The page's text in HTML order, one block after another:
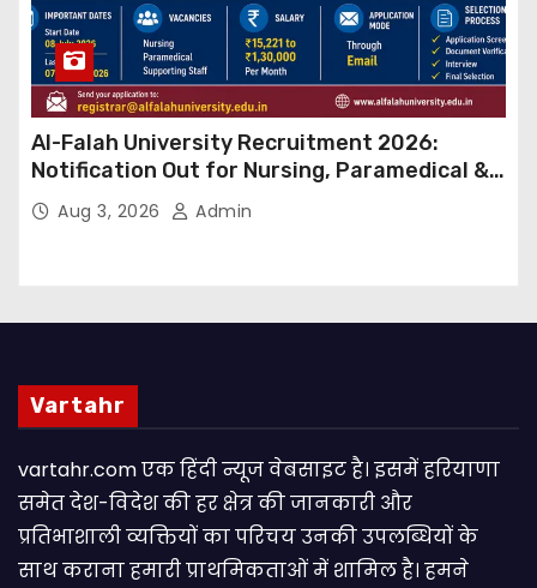
Al-Falah University Recruitment 2026:
Notification Out for Nursing, Paramedical &
Supporting Staff Posts, Apply Through Email
Aug 3, 2026 Admin
Vartahr
vartahr.com एक हिंदी न्यूज वेबसाइट है। इसमें हरियाणा
समेत देश-विदेश की हर क्षेत्र की जानकारी और
प्रतिभाशाली व्यक्तियों का परिचय उनकी उपलब्धियों के
साथ कराना हमारी प्राथमिकताओं में शामिल है। हमने